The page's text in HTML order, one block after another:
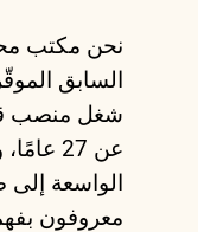
نحن مكتب
السابق
شغل منصب
عن 27
الواسعة إلى
معروفون